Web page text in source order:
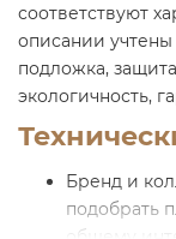
соответствуют
описании учтены
подложка,
экологичность,
Бренд и
подобрать